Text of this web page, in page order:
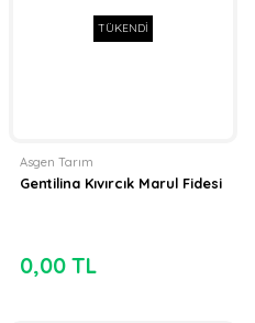
TÜKENDİ
Asgen Tarım
Gentilina Kıvırcık Marul Fidesi
0,00 TL